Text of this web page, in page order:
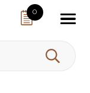
0
HAE